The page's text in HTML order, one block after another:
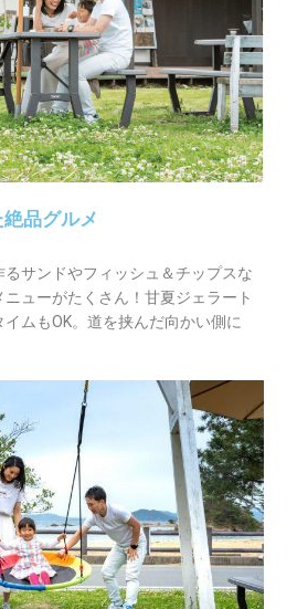
品グルメ
サンドやフィッシュ＆チップスな
ューがたくさん！甘夏ジェラート
ムもOK。道を挟んだ向かい側に